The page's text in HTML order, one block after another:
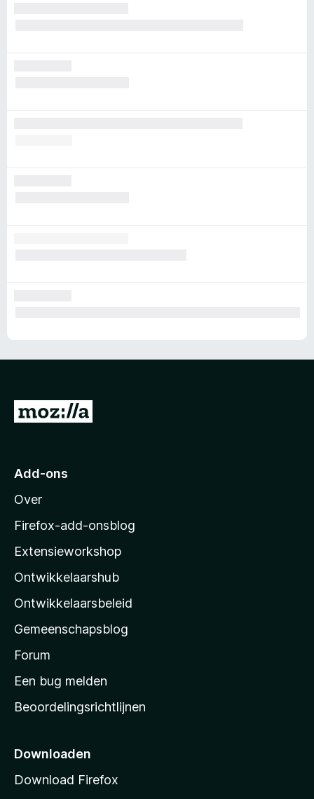
N
r
o
z
l
l
a
s
s
t
r
p
g
Add-ons
Over
Firefox-add-onsblog
Extensieworkshop
Ontwikkelaarshub
Ontwikkelaarsbeleid
Gemeenschapsblog
Forum
Een bug melden
Beoordelingsrichtlijnen
Downloaden
Download Firefox